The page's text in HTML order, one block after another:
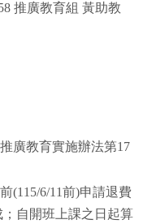
推廣教育組 黃助教
廣教育實施辦法第17
(115/6/11前)申請退費
自開班上課之日起算